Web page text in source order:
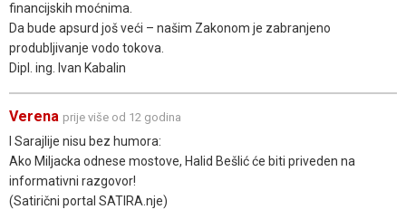
financijskih moćnima.
Da bude apsurd još veći – našim Zakonom je zabranjeno
produbljivanje vodo tokova.
Dipl. ing. Ivan Kabalin
Verena prije više od 12 godina
I Sarajlije nisu bez humora:
Ako Miljacka odnese mostove, Halid Bešlić će biti priveden na
informativni razgovor!
(Satirični portal SATIRA.nje)